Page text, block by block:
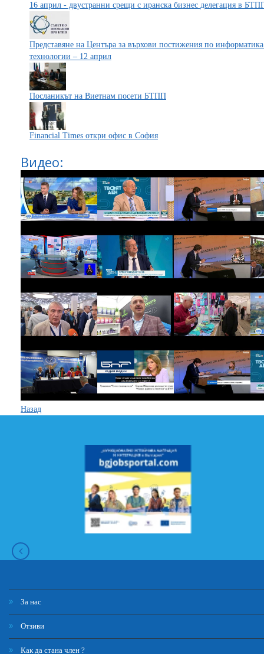
16 април - двустранни срещи с иранска бизнес делегация в
Представяне на Центъра за върхови постижения по
технологии – 12 април
Посланикът на Виетнам посети БТПП
Financial Times откри офис в София
Видео:
Назад
За нас
Отзиви
Как да стана член ?